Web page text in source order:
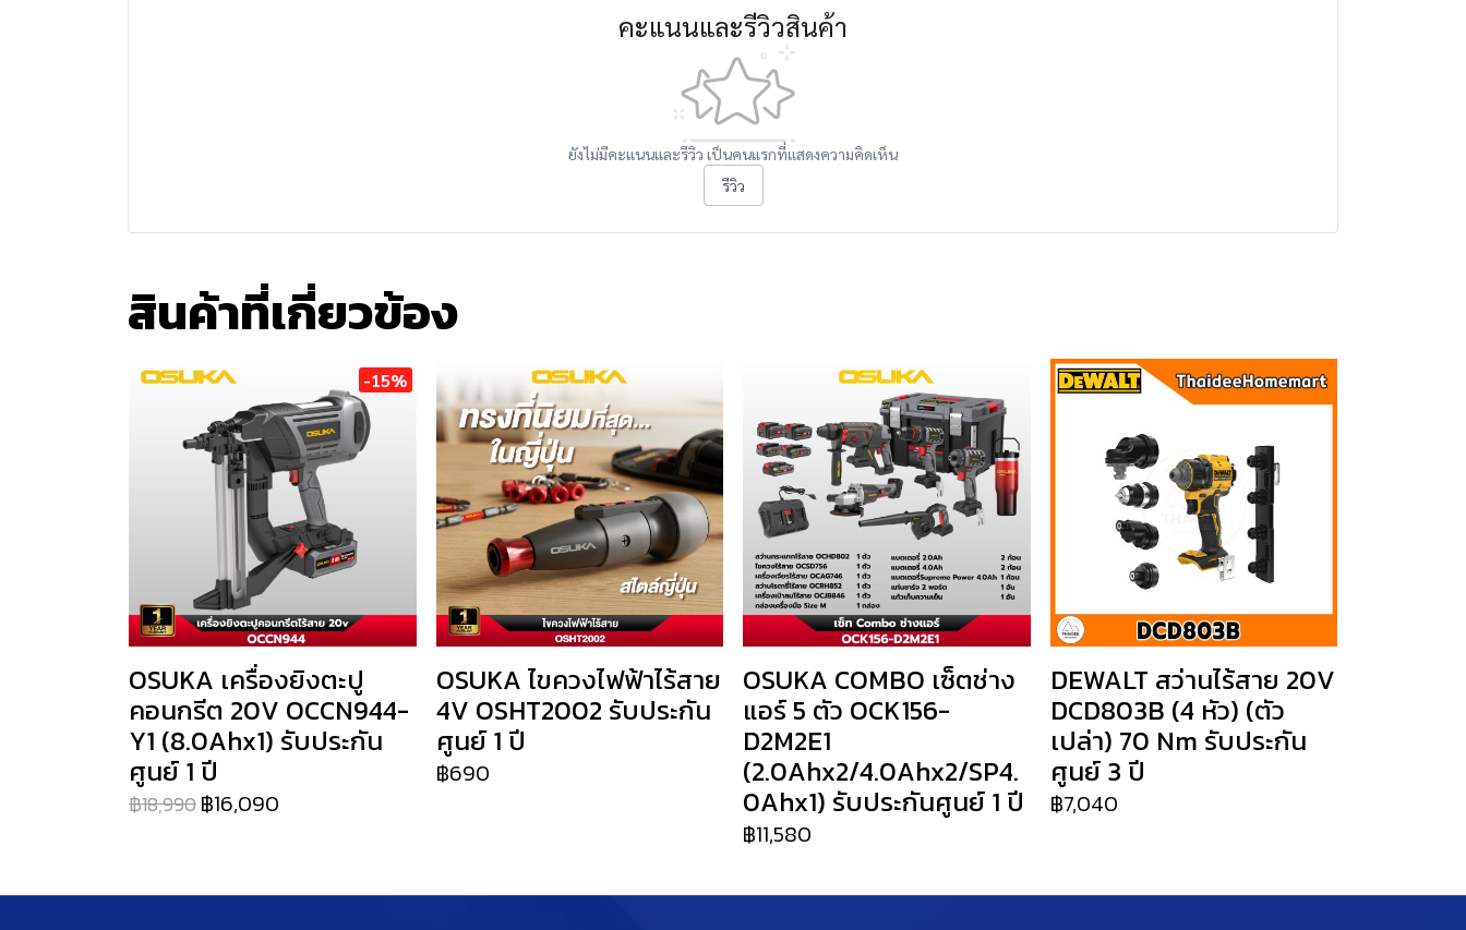
คะแนนและรีวิวสินค้า
ยังไม่มีคะแนนและรีวิว เป็นคนแรกที่แสดงความคิดเห็น
รีวิว
สินค้าที่เกี่ยวข้อง
-15%
OSUKA เครื่องยิงตะปู
คอนกรีต 20V OCCN944-
Y1 (8.0Ahx1) รับประกัน
ศูนย์ 1 ปี
฿18,990฿16,090
OSUKA ไขควงไฟฟ้าไร้สาย
4V OSHT2002 รับประกัน
ศูนย์ 1 ปี
฿690
OSUKA COMBO เซ็ตช่าง
แอร์ 5 ตัว OCK156-
D2M2E1
(2.0Ahx2/4.0Ahx2/SP4.
0Ahx1) รับประกันศูนย์ 1 ปี
฿11,580
DEWALT สว่านไร้สาย 20V
DCD803B (4 หัว) (ตัว
เปล่า) 70 Nm รับประกัน
ศูนย์ 3 ปี
฿7,040